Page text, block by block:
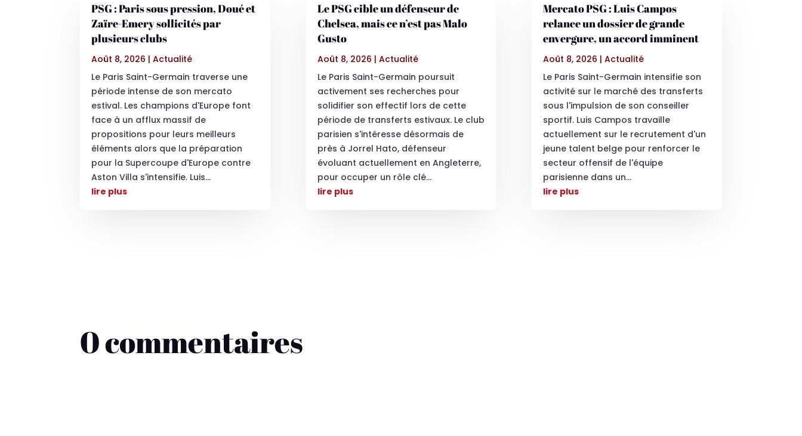
PSG : Paris sous pression, Doué et
Zaïre-Emery sollicités par
plusieurs clubs
Août 8, 2026 |Actualité
Le Paris Saint-Germain traverse une
période intense de son mercato
estival. Les champions d'Europe font
face à un afflux massif de
propositions pour leurs meilleurs
éléments alors que la préparation
pour la Supercoupe d'Europe contre
Aston Villa s'intensifie. Luis...
lire plus
Le PSG cible un défenseur de
Chelsea, mais ce n’est pas Malo
Gusto
Août 8, 2026 | Actualité
Le Paris Saint-Germain poursuit
activement ses recherches pour
solidifier son effectif lors de cette
période de transferts estivaux. Le club
parisien s'intéresse désormais de
près à Jorrel Hato, défenseur
évoluant actuellement en Angleterre,
pour occuper un rôle clé...
lire plus
Mercato PSG : Luis Campos
relance un dossier de grande
envergure, un accord imminent
Août 8, 2026 | Actualité
Le Paris Saint-Germain intensifie son
activité sur le marché des transferts
sous l'impulsion de son conseiller
sportif. Luis Campos travaille
actuellement sur le recrutement d'un
jeune talent belge pour renforcer le
secteur offensif de l'équipe
parisienne dans un...
lire plus
0 commentaires